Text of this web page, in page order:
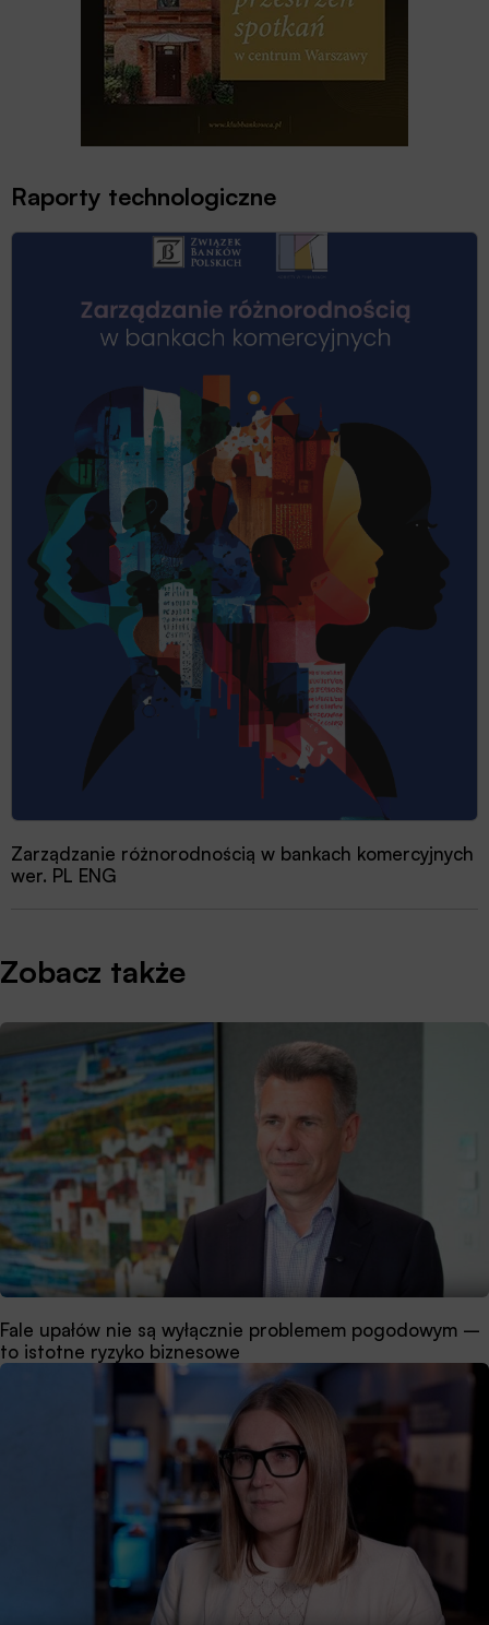
Raporty technologiczne
Zarządzanie różnorodnością w bankach komercyjnych
wer. PL ENG
Zobacz także
Fale upałów nie są wyłącznie problemem pogodowym –
to istotne ryzyko biznesowe